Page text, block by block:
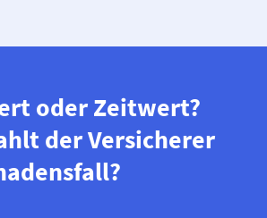
oder Zeitwert?
der Versicherer